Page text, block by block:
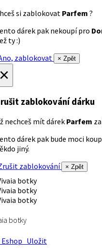
si zablokovat Parfem ?
dárek pak nekoupí pro
ty :)
zablokovat
× Zpět
zablokování dárku
nechceš mít dárek Parfem
dárek pak bude moci
jiný.
zablokování
× Zpět
botky
Uložit